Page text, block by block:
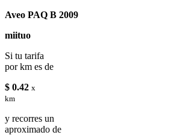
Aveo PAQ B 2009
miituo
Si tu tarifa
por km es de
$ 0.42 x
km
y recorres un
aproximado de